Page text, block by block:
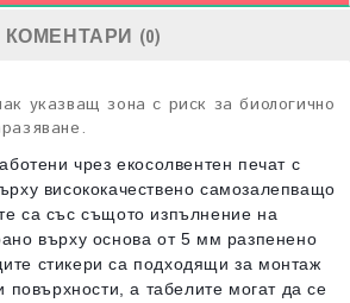
КОМЕНТАРИ (0)
указващ зона с риск за биологично
чрез екосолвентен печат с
висококачествено самозалепващо
са със същото изпълнение на
върху основа от 5 мм разпенено
стикери са подходящи за монтаж
повърхности, а табелите могат да се